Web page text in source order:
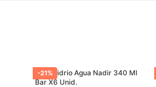
-21%
Vaso Vidrio Agua Nadir 340 Ml
Bar X6 Unid.